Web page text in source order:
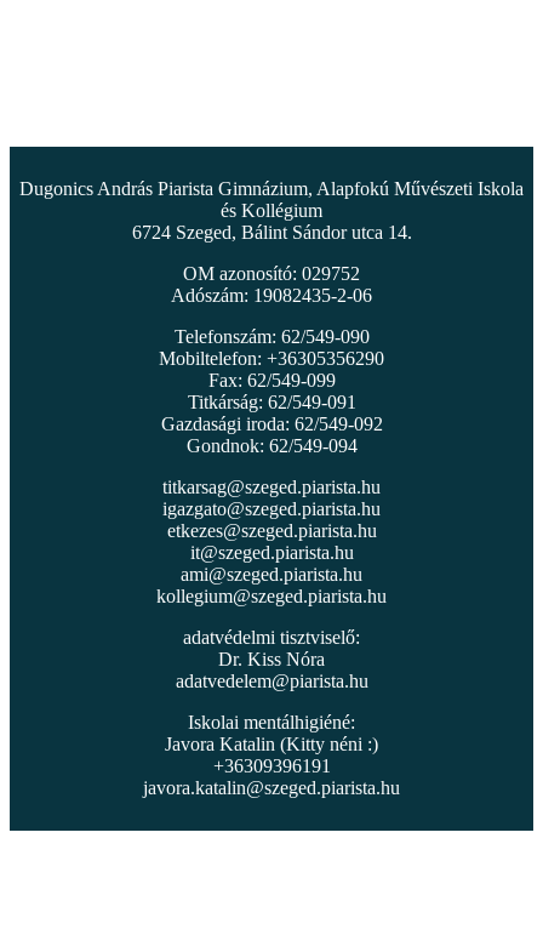
Dugonics András Piarista Gimnázium, Alapfokú Művészeti Iskola
és Kollégium
6724 Szeged, Bálint Sándor utca 14.
OM azonosító: 029752
Adószám: 19082435-2-06
Telefonszám: 62/549-090
Mobiltelefon: +36305356290
Fax: 62/549-099
Titkárság: 62/549-091
Gazdasági iroda: 62/549-092
Gondnok: 62/549-094
titkarsag@szeged.piarista.hu
igazgato@szeged.piarista.hu
etkezes@szeged.piarista.hu
it@szeged.piarista.hu
ami@szeged.piarista.hu
kollegium@szeged.piarista.hu
adatvédelmi tisztviselő:
Dr. Kiss Nóra
adatvedelem@piarista.hu
Iskolai mentálhigiéné:
Javora Katalin (Kitty néni :)
+36309396191
javora.katalin@szeged.piarista.hu